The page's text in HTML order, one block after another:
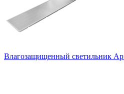
Влагозащищенный светильник